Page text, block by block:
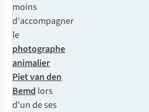
moins
d'accompagner
le
photographe
animalier
Piet van den
Bemd lors
d'un de ses